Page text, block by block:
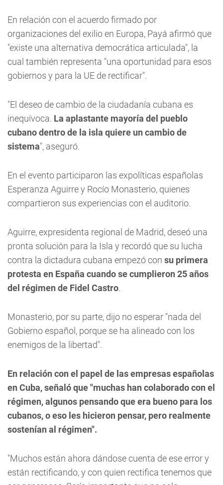
En relación con el acuerdo firmado por
organizaciones del exilio en Europa, Payá afirmó que
"existe una alternativa democrática articulada", la
cual también representa "una oportunidad para esos
gobiernos y para la UE de rectificar".
"El deseo de cambio de la ciudadanía cubana es
inequívoca. La aplastante mayoría del pueblo
cubano dentro de la isla quiere un cambio de
sistema", aseguró.
En el evento participaron las expolíticas españolas
Esperanza Aguirre y Rocío Monasterio, quienes
compartieron sus experiencias con el auditorio.
Aguirre, expresidenta regional de Madrid, deseó una
pronta solución para la Isla y recordó que su lucha
contra la dictadura cubana empezó con su primera
protesta en España cuando se cumplieron 25 años
del régimen de Fidel Castro.
Monasterio, por su parte, dijo no esperar "nada del
Gobierno español, porque se ha alineado con los
enemigos de la libertad".
En relación con el papel de las empresas españolas
en Cuba, señaló que "muchas han colaborado con el
régimen, algunos pensando que era bueno para los
cubanos, o eso les hicieron pensar, pero realmente
sostenían al régimen".
"Muchos están ahora dándose cuenta de ese error y
están rectificando, y con quien rectifica tenemos que